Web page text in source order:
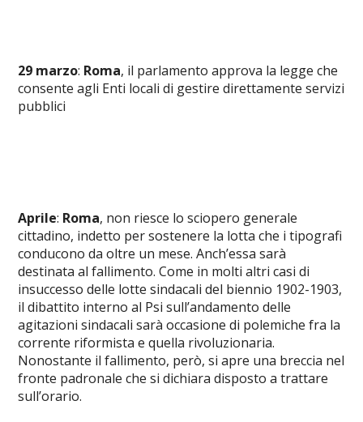
29 marzo: Roma, il parlamento approva la legge che
consente agli Enti locali di gestire direttamente servizi
pubblici
Aprile: Roma, non riesce lo sciopero generale
cittadino, indetto per sostenere la lotta che i tipografi
conducono da oltre un mese. Anch’essa sarà
destinata al fallimento. Come in molti altri casi di
insuccesso delle lotte sindacali del biennio 1902-1903,
il dibattito interno al Psi sull’andamento delle
agitazioni sindacali sarà occasione di polemiche fra la
corrente riformista e quella rivoluzionaria.
Nonostante il fallimento, però, si apre una breccia nel
fronte padronale che si dichiara disposto a trattare
sull’orario.